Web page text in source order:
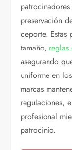
preservación
deporte. Estas
tamaño,
asegurando
uniforme en
marcas
regulaciones,
profesional
patrocinio.